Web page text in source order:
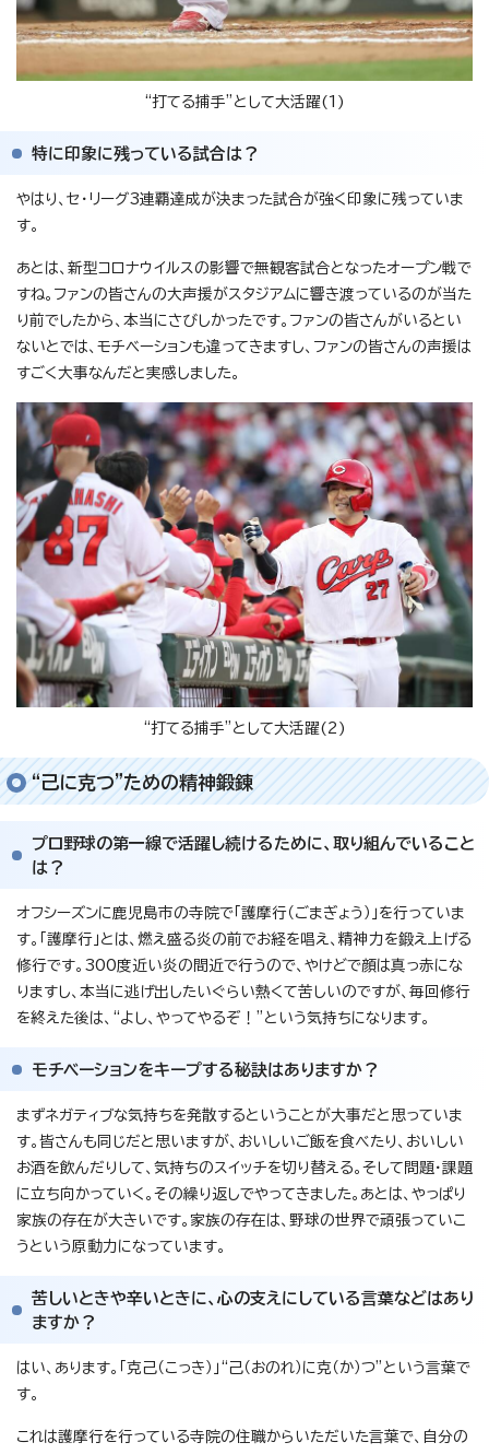
“打てる捕手”として大活躍(1)
特に印象に残っている試合は？
やはり、セ・リーグ3連覇達成が決まった試合が強く印象に残っていま
す。
あとは、新型コロナウイルスの影響で無観客試合となったオープン戦で
すね。ファンの皆さんの大声援がスタジアムに響き渡っているのが当た
り前でしたから、本当にさびしかったです。ファンの皆さんがいるとい
ないとでは、モチベーションも違ってきますし、ファンの皆さんの声援は
すごく大事なんだと実感しました。
“打てる捕手”として大活躍(2)
“己に克つ”ための精神鍛錬
プロ野球の第一線で活躍し続けるために、取り組んでいること
は？
オフシーズンに鹿児島市の寺院で「護摩行（ごまぎょう）」を行っていま
す。「護摩行」とは、燃え盛る炎の前でお経を唱え、精神力を鍛え上げる
修行です。300度近い炎の間近で行うので、やけどで顔は真っ赤にな
りますし、本当に逃げ出したいぐらい熱くて苦しいのですが、毎回修行
を終えた後は、“よし、やってやるぞ！”という気持ちになります。
モチベーションをキープする秘訣はありますか？
まずネガティブな気持ちを発散するということが大事だと思っていま
す。皆さんも同じだと思いますが、おいしいご飯を食べたり、おいしい
お酒を飲んだりして、気持ちのスイッチを切り替える。そして問題・課題
に立ち向かっていく。その繰り返しでやってきました。あとは、やっぱり
家族の存在が大きいです。家族の存在は、野球の世界で頑張っていこ
うという原動力になっています。
苦しいときや辛いときに、心の支えにしている言葉などはあり
ますか？
はい、あります。「克己（こっき）」“己（おのれ）に克（か）つ”という言葉で
す。
これは護摩行を行っている寺院の住職からいただいた言葉で、自分の